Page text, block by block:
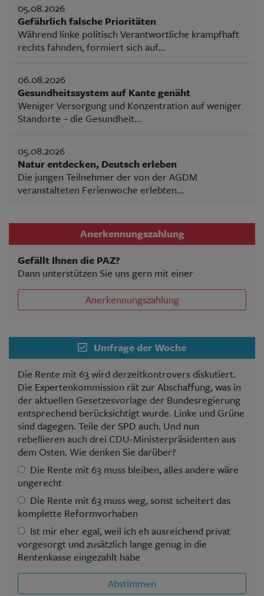
05.08.2026
Gefährlich falsche Prioritäten
Während linke politisch Verantwortliche krampfhaft
rechts fahnden, formiert sich auf...
06.08.2026
Gesundheitssystem auf Kante genäht
Weniger Versorgung und Konzentration auf weniger
Standorte – die Gesundheit...
05.08.2026
Natur entdecken, Deutsch erleben
Die jungen Teilnehmer der von der AGDM
veranstalteten Ferienwoche erlebten...
Anerkennungszahlung
Gefällt Ihnen die PAZ?
Dann unterstützen Sie uns gern mit einer
Anerkennungszahlung
Umfrage der Woche
Die Rente mit 63 wird derzeitkontrovers diskutiert.
Die Expertenkommission rät zur Abschaffung, was in
der aktuellen Gesetzesvorlage der Bundesregierung
entsprechend berücksichtigt wurde. Linke und Grüne
sind dagegen. Teile der SPD auch. Und nun
rebellieren auch drei CDU-Ministerpräsidenten aus
dem Osten. Wie denken Sie darüber?
Die Rente mit 63 muss bleiben, alles andere wäre
ungerecht
Die Rente mit 63 muss weg, sonst scheitert das
komplette Reformvorhaben
Ist mir eher egal, weil ich eh ausreichend privat
vorgesorgt und zusätzlich lange genug in die
Rentenkasse eingezahlt habe
Abstimmen